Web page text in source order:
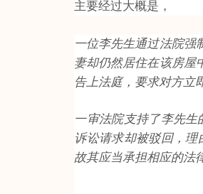
主要经过大概是，
一位李先生通过法院强
妻却仍然居住在该房屋
告上法庭，要求对方立
一审法院支持了李先
诉讼请求却被驳回，
故其应当承担相应的法